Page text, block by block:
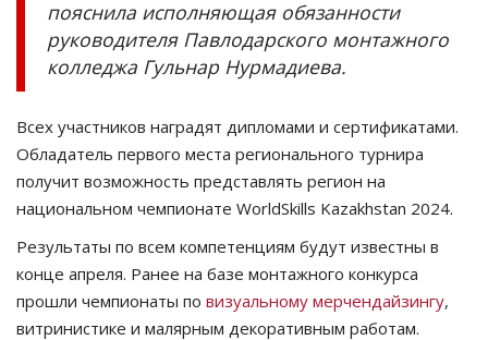
пояснила исполняющая обязанности
руководителя Павлодарского монтажного
колледжа Гульнар Нурмадиева.
Всех участников наградят дипломами и сертификатами.
Обладатель первого места регионального турнира
получит возможность представлять регион на
национальном чемпионате WorldSkills Kazakhstan 2024.
Результаты по всем компетенциям будут известны в
конце апреля. Ранее на базе монтажного конкурса
прошли чемпионаты по визуальному мерчендайзингу,
витринистике и малярным декоративным работам.